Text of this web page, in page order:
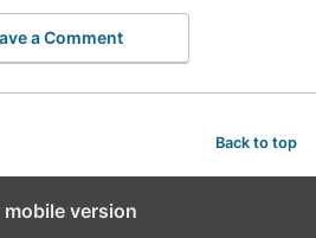
a Comment
Back to top
mobile version